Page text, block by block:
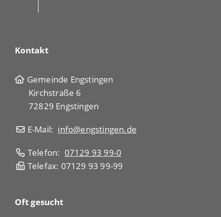
Kontakt
Gemeinde Engstingen
Kirchstraße 6
72829 Engstingen
E-Mail: info@engstingen.de
Telefon: 07129 93 99-0
Telefax: 07129 93 99-99
Oft gesucht